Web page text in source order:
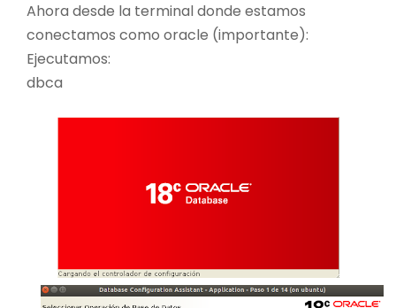
Ahora desde la terminal donde estamos
conectamos como oracle (importante):
Ejecutamos:
dbca